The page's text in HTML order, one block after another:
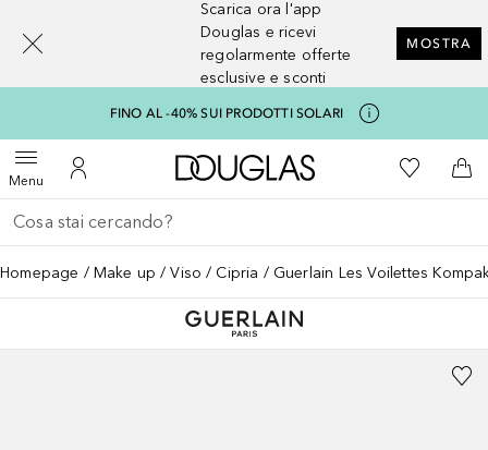
Scarica ora l'app
Douglas e ricevi
regolarmente offerte
esclusive e sconti
MOSTRA
FINO AL -40% SUI PRODOTTI SOLARI
MenuApri menuAl Mio Account
A Douglas HomeAlla Mia
Al
Torna indietro
Esegui ricerca
Homepage Make up Viso Cipria Guerlain Les Voilettes
[navigation.slideout.screenreader]